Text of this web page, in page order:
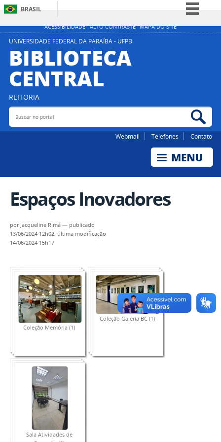
ACESSIBILIDADE ALTO CONTRASTE MAPA DO SITE
BRASIL
Simplifique!
UNIVERSIDADE FEDERAL DA PARAÍBA - UFPB
BIBLIOTECA
CENTRAL
REITORIA
Buscar no portal
Webmail Telefones Contato
Espaços Inovadores
por Jacqueline Rimá — publicado
13/06/2024 12h02, última modificação
14/06/2024 15h17
Coleção Memória (1)
Coleção Galeria BC (1)
Sala Atividades de